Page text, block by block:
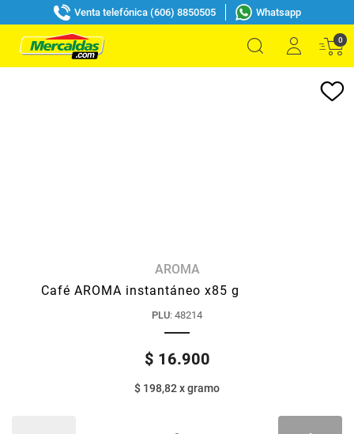
Venta telefónica (606) 8850505 Whatsapp
0
AROMA
Café AROMA instantáneo x85 g
PLU: 48214
$ 16.900
$ 198,82xgramo